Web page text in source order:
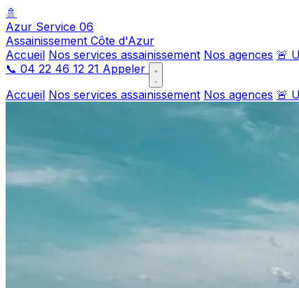
🚿
Azur Service 06
Assainissement Côte d'Azur
Accueil Nos services assainissement Nos agences 🚨
📞 04 22 46 12 21 Appeler
Accueil Nos services assainissement Nos agences 🚨